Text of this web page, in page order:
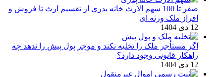
صفر تا 100 سهم الارث خانه پدری از تقسیم ارث تا فروش و
افراز ملک ورثه ای
12 دی 1404
اگر مستأجر ملک را تخلیه نکند و موجر پول پیش را ندهد چه
راهکار قانونی وجود دارد؟
12 دی 1404